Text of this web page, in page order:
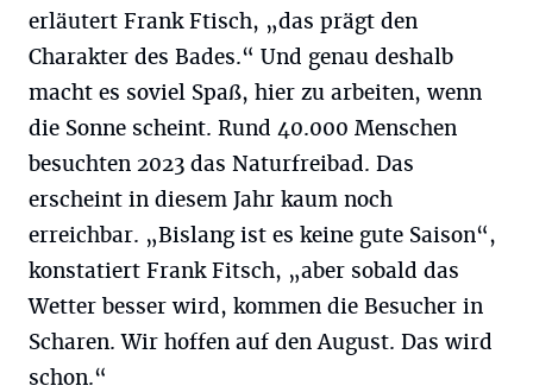
erläutert Frank Ftisch, „das prägt den
Charakter des Bades.“ Und genau deshalb
macht es soviel Spaß, hier zu arbeiten, wenn
die Sonne scheint. Rund 40.000 Menschen
besuchten 2023 das Naturfreibad. Das
erscheint in diesem Jahr kaum noch
erreichbar. „Bislang ist es keine gute Saison“,
konstatiert Frank Fitsch, „aber sobald das
Wetter besser wird, kommen die Besucher in
Scharen. Wir hoffen auf den August. Das wird
schon.“